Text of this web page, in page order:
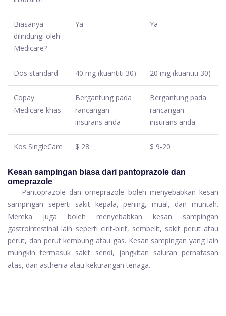
Biasanya
dilindungi oleh
Medicare?
Ya Ya
Dos standard 40 mg (kuantiti 30) 20 mg (kuantiti 30)
Copay
Medicare khas
Bergantung pada
rancangan
insurans anda
Bergantung pada
rancangan
insurans anda
Kos SingleCare $ 28 $ 9-20
Kesan sampingan biasa dari pantoprazole dan
omeprazole
Pantoprazole dan omeprazole boleh menyebabkan kesan
sampingan seperti sakit kepala, pening, mual, dan muntah.
Mereka juga boleh menyebabkan kesan sampingan
gastrointestinal lain seperti cirit-birit, sembelit, sakit perut atau
perut, dan perut kembung atau gas. Kesan sampingan yang lain
mungkin termasuk sakit sendi, jangkitan saluran pernafasan
atas, dan asthenia atau kekurangan tenaga.